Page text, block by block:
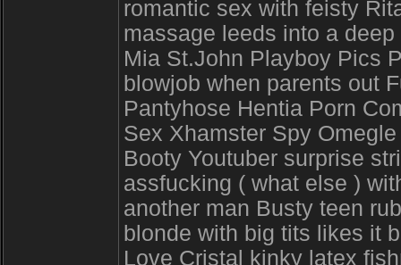
romantic sex with feisty
massage leeds into a
Mia St.John Playboy Pics
blowjob when parents out
Pantyhose Hentia Porn
Sex Xhamster Spy
Booty Youtuber surprise
assfucking ( what else )
another man Busty teen
blonde with big tits likes it
Love Cristal kinky latex